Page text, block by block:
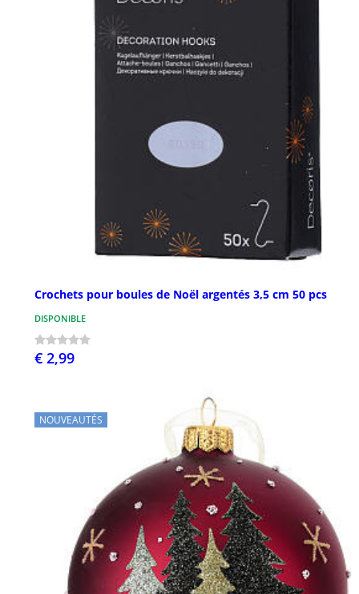
Crochets pour boules de Noël argentés 3,5 cm 50 pcs
DISPONIBLE
€ 2,99
NOUVEAUTÉS